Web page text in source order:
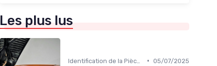
Les plus lus
• 05/07/2025